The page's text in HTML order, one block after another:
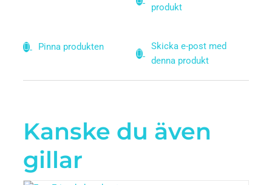
produkt
Pinna produkten
Skicka e-post med
denna produkt
Kanske du även
gillar